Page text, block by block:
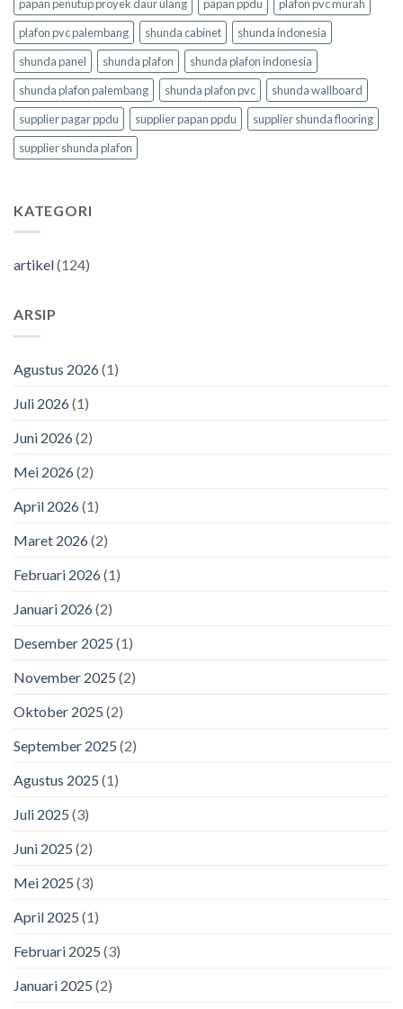
papan penutup proyek daur ulang papan ppdu
plafon pvc murah
plafon pvc palembang
shunda cabinet
shunda indonesia
shunda panel
shunda plafon
shunda plafon indonesia
shunda plafon palembang
shunda plafon pvc
shunda wallboard
supplier pagar ppdu
supplier papan ppdu
supplier shunda flooring
supplier shunda plafon
KATEGORI
artikel(124)
ARSIP
Agustus 2026(1)
Juli 2026(1)
Juni 2026(2)
Mei 2026(2)
April 2026(1)
Maret 2026(2)
Februari 2026(1)
Januari 2026(2)
Desember 2025 (1)
November 2025 (2)
Oktober 2025 (2)
September 2025 (2)
Agustus 2025 (1)
Juli 2025 (3)
Juni 2025 (2)
Mei 2025 (3)
April 2025 (1)
Februari 2025 (3)
Januari 2025 (2)